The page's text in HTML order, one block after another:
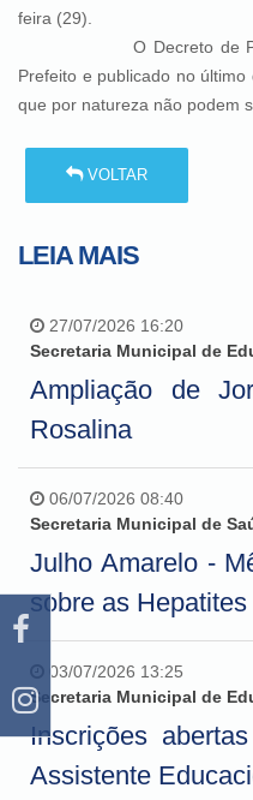
feira (29).
O Decreto de Ponto
Prefeito e publicado no
que por natureza não podem
VOLTAR
LEIA MAIS
27/07/2026 16:20
Secretaria Municipal de
Ampliação de
Rosalina
06/07/2026 08:40
Secretaria Municipal de
Julho Amarelo -
sobre as
03/07/2026 13:25
Secretaria Municipal de
Inscrições
Assistente